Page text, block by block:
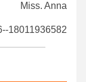
Miss. Anna
18011936582